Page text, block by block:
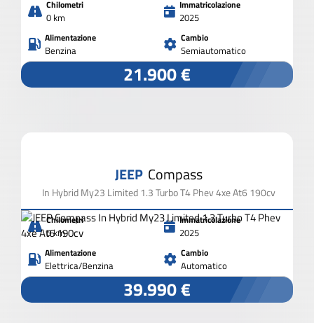
Chilometri
0 km
Immatricolazione
2025
Alimentazione
Benzina
Cambio
Semiautomatico
21.900 €
JEEP Compass
In Hybrid My23 Limited 1.3 Turbo T4 Phev 4xe At6 190cv
Chilometri
0 km
Immatricolazione
2025
Alimentazione
Elettrica/Benzina
Cambio
Automatico
39.990 €